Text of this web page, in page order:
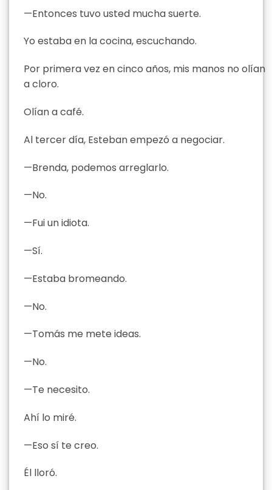
—Entonces tuvo usted mucha suerte.
Yo estaba en la cocina, escuchando.
Por primera vez en cinco años, mis manos no olían
a cloro.
Olían a café.
Al tercer día, Esteban empezó a negociar.
—Brenda, podemos arreglarlo.
—No.
—Fui un idiota.
—Sí.
—Estaba bromeando.
—No.
—Tomás me mete ideas.
—No.
—Te necesito.
Ahí lo miré.
—Eso sí te creo.
Él lloró.